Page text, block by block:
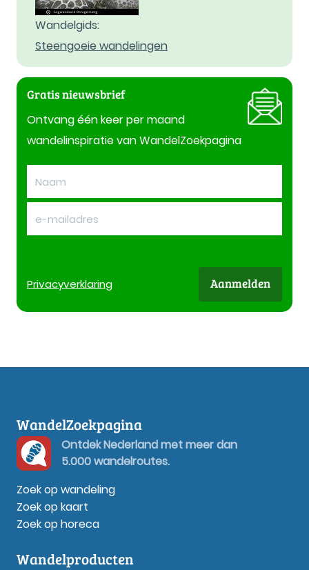
Wandelgids:
Steengoeie wandelingen
Gratis nieuwsbrief
Ontvang één keer per maand
wandelinspiratie van WandelZoekpagina
Privacyverklaring Aanmelden
WandelZoekpagina
Ontdek Nederland met meer dan
5.000 wandelroutes.
Zoek op wandeling
Zoek op kaart
Zoek op horeca
Wandelproducten